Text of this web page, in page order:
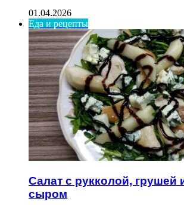
01.04.2026
Еда и рецепты
Салат с рукколой, грушей
сыром